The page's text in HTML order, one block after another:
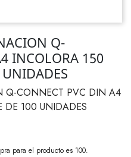
Q-
INCOLORA 150
Q-CONNECT PVC DIN A4
DE 100 UNIDADES
para el producto es 100.